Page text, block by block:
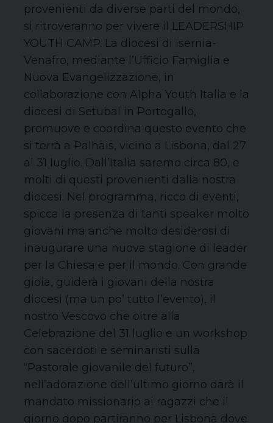
provenienti da diverse parti del mondo,
si ritroveranno per vivere il LEADERSHIP
YOUTH CAMP. La diocesi di Isernia-
Venafro, mediante l’Ufficio Famiglia e
Nuova Evangelizzazione, in
collaborazione con Alpha Youth Italia e la
diocesi di Setubal in Portogallo,
promuove e coordina questo evento che
si terrà a Palhais, vicino a Lisbona, dal 27
al 31 luglio. Dall’Italia saremo circa 80, e
molti di questi provenienti dalla nostra
diocesi. Nel programma, ricco di eventi,
spicca la presenza di tanti speaker molto
giovani ma anche molto desiderosi di
inaugurare una nuova stagione di leader
per la Chiesa e per il mondo. Con grande
gioia, guiderà i giovani della nostra
diocesi (ma un po’ tutto l’evento), il
nostro Vescovo che oltre alla
Celebrazione del 31 luglio e un workshop
con sacerdoti e seminaristi sulla
“Pastorale giovanile del futuro”,
nell’adorazione dell’ultimo giorno darà il
mandato missionario ai ragazzi che il
giorno dopo partiranno per Lisbona dove